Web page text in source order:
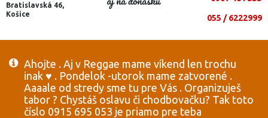
Bratislavská 46,
Košice
055 / 6222999
Ahojte . Aj v Reggae mame víkend len trochu
inak ♥️ . Pondelok -utorok mame zatvorené .
Aaaale od stredy sme tu pre Vás . Organizuješ
tabor ? Chystáš oslavu či chodbovačku? Tak toto
číslo 0915 695 053 je priamo pre teba